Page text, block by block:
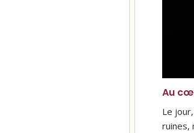
Au
Le
ruines,